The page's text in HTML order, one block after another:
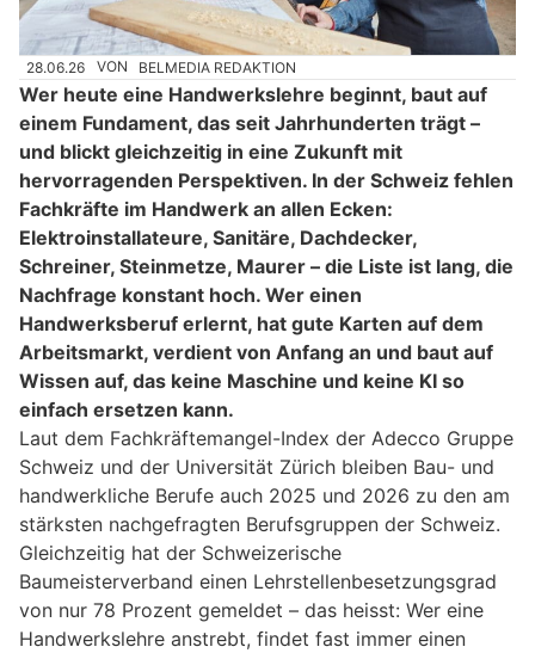
28.06.26 VON BELMEDIA REDAKTION
Wer heute eine Handwerkslehre beginnt, baut auf
einem Fundament, das seit Jahrhunderten trägt –
und blickt gleichzeitig in eine Zukunft mit
hervorragenden Perspektiven. In der Schweiz fehlen
Fachkräfte im Handwerk an allen Ecken:
Elektroinstallateure, Sanitäre, Dachdecker,
Schreiner, Steinmetze, Maurer – die Liste ist lang, die
Nachfrage konstant hoch. Wer einen
Handwerksberuf erlernt, hat gute Karten auf dem
Arbeitsmarkt, verdient von Anfang an und baut auf
Wissen auf, das keine Maschine und keine KI so
einfach ersetzen kann.
Laut dem Fachkräftemangel-Index der Adecco Gruppe
Schweiz und der Universität Zürich bleiben Bau- und
handwerkliche Berufe auch 2025 und 2026 zu den am
stärksten nachgefragten Berufsgruppen der Schweiz.
Gleichzeitig hat der Schweizerische
Baumeisterverband einen Lehrstellenbesetzungsgrad
von nur 78 Prozent gemeldet – das heisst: Wer eine
Handwerkslehre anstrebt, findet fast immer einen